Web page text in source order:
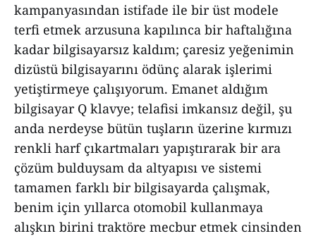
kampanyasından istifade ile bir üst modele
terfi etmek arzusuna kapılınca bir haftalığına
kadar bilgisayarsız kaldım; çaresiz yeğenimin
dizüstü bilgisayarını ödünç alarak işlerimi
yetiştirmeye çalışıyorum. Emanet aldığım
bilgisayar Q klavye; telafisi imkansız değil, şu
anda nerdeyse bütün tuşların üzerine kırmızı
renkli harf çıkartmaları yapıştırarak bir ara
çözüm bulduysam da altyapısı ve sistemi
tamamen farklı bir bilgisayarda çalışmak,
benim için yıllarca otomobil kullanmaya
alışkın birini traktöre mecbur etmek cinsinden